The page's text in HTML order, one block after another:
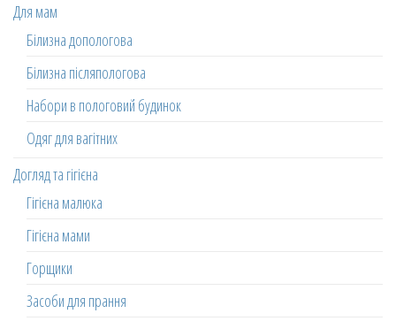
Для мам
Білизна допологова
Білизна післяпологова
Набори в пологовий будинок
Одяг для вагітних
Догляд та гігієна
Гігієна малюка
Гігієна мами
Горщики
Засоби для прання